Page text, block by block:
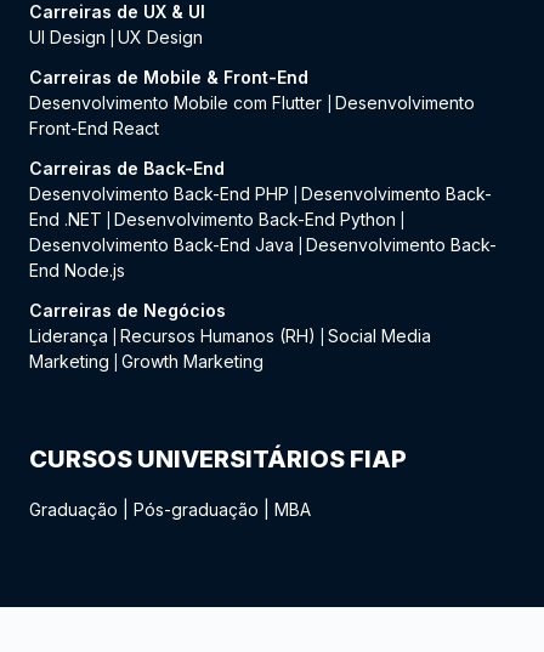
Carreiras de UX & UI
UI Design
UX Design
Carreiras de Mobile & Front-End
Desenvolvimento Mobile com Flutter
Desenvolvimento
Front-End React
Carreiras de Back-End
Desenvolvimento Back-End PHP
Desenvolvimento Back-
End .NET
Desenvolvimento Back-End Python
Desenvolvimento Back-End Java
Desenvolvimento Back-
End Node.js
Carreiras de Negócios
Liderança
Recursos Humanos (RH)
Social Media
Marketing
Growth Marketing
CURSOS UNIVERSITÁRIOS FIAP
Graduação Pós-graduação MBA